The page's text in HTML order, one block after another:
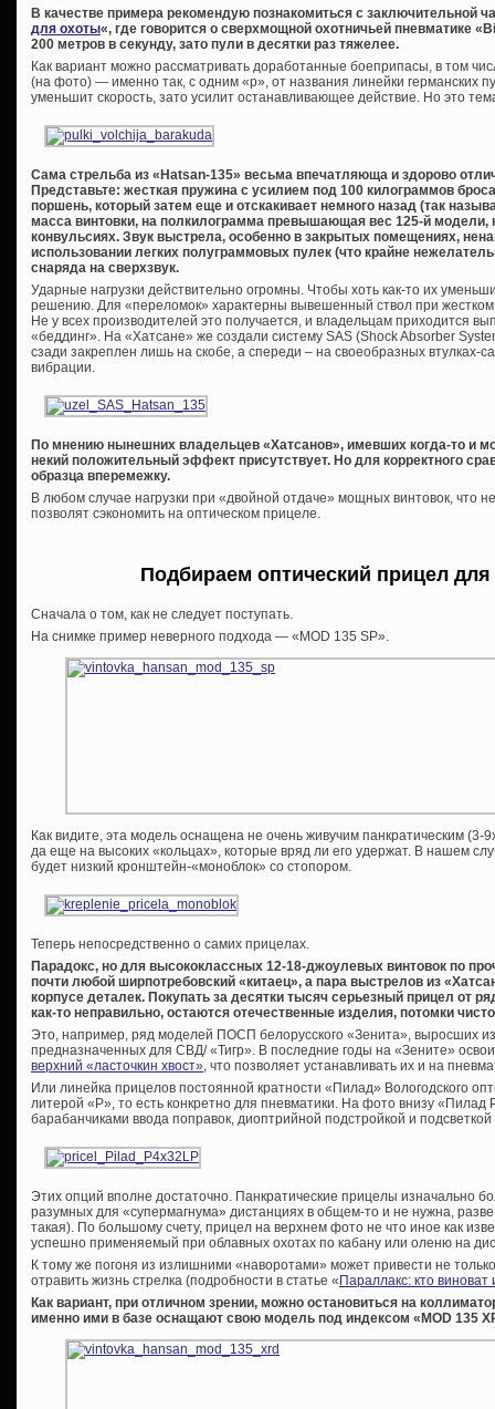
В качестве примера рекомендую познакомиться с заключительной
для охоты«, где говорится о сверхмощной охотничьей пневматике
200 метров в секунду, зато пули в десятки раз тяжелее.
Как вариант можно рассматривать доработанные боеприпасы, в том
(на фото) — именно так, с одним «р», от названия линейки германских
уменьшит скорость, зато усилит останавливающее действие. Но это
Сама стрельба из «Hatsan-135» весьма впечатляюща и здорово
Представьте: жесткая пружина с усилием под 100 килограммов
поршень, который затем еще и отскакивает немного назад (так
масса винтовки, на полкилограмма превышающая вес 125-й модели,
конвульсиях. Звук выстрела, особенно в закрытых помещениях,
использовании легких полуграммовых пулек (что крайне
снаряда на сверхзвук.
Ударные нагрузки действительно огромны. Чтобы хоть как-то их
решению. Для «переломок» характерны вывешенный ствол при жестком
Не у всех производителей это получается, и владельцам приходится
«беддинг». На «Хатсане» же создали систему SAS (Shock Absorber
сзади закреплен лишь на скобе, а спереди – на своеобразных втулках-
вибрации.
По мнению нынешних владельцев «Хатсанов», имевших когда-то и
некий положительный эффект присутствует. Но для корректного
образца вперемежку.
В любом случае нагрузки при «двойной отдаче» мощных винтовок, что
позволят сэкономить на оптическом прицеле.
Подбираем оптический прицел
Сначала о том, как не следует поступать.
На снимке пример неверного подхода — «MOD 135 SP».
Как видите, эта модель оснащена не очень живучим панкратическим
да еще на высоких «кольцах», которые вряд ли его удержат. В нашем
будет низкий кронштейн-«моноблок» со стопором.
Теперь непосредственно о самих прицелах.
Парадокс, но для высококлассных 12-18-джоулевых винтовок по
почти любой ширпотребовский «китаец», а пара выстрелов из
корпусе деталек. Покупать за десятки тысяч серьезный прицел от
как-то неправильно, остаются отечественные изделия, потомки
Это, например, ряд моделей ПОСП белорусского «Зенита», выросших
предназначенных для СВД/ «Тигр». В последние годы на «Зените»
верхний «ласточкин хвост» , что позволяет устанавливать их и на
Или линейка прицелов постоянной кратности «Пилад» Вологодского
литерой «P», то есть конкретно для пневматики. На фото внизу «Пилад
барабанчиками ввода поправок, диоптрийной подстройкой и подсветкой
Этих опций вполне достаточно. Панкратические прицелы изначально
разумных для «супермагнума» дистанциях в общем-то и не нужна,
такая). По большому счету, прицел на верхнем фото не что иное как
успешно применяемый при облавных охотах по кабану или оленю на
К тому же погоня из излишними «наворотами» может привести не
отравить жизнь стрелка (подробности в статье «Параллакс: кто виноват
Как вариант, при отличном зрении, можно остановиться на
именно ими в базе оснащают свою модель под индексом «MOD 135